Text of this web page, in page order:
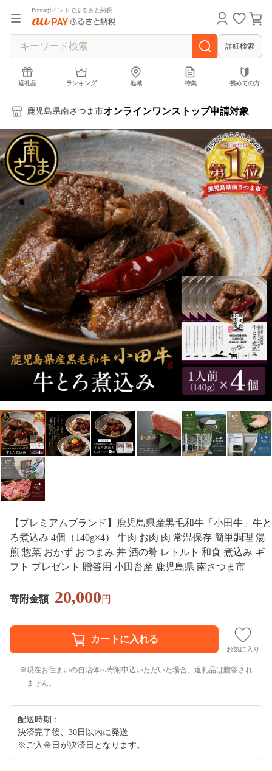
Pontaポイントでふるさと納税
詳細検索
返礼品 ランキング 地域 特集 初めての方
鹿児島県南さつま市オンラインワンストップ申請対象
【プレミアムブランド】鹿児島県産黒毛和牛「小田牛」牛と
ろ煮込み 4個（140g×4） 牛肉 お肉 肉 常温保存 簡単調理 湯
煎 惣菜 おかず おつまみ 丼 酒の肴 レトルト 和食 煮込み ギ
フト プレゼント 贈答用 小田畜産 鹿児島県 南さつま市
寄附金額 20,000円
お気に入り
現在お住まいの自治体へ寄附申込いただいた場合、返礼品は贈答され
ません。
配送時期：
決済完了後、30日以内に発送
※ご入金日が決済日となります。